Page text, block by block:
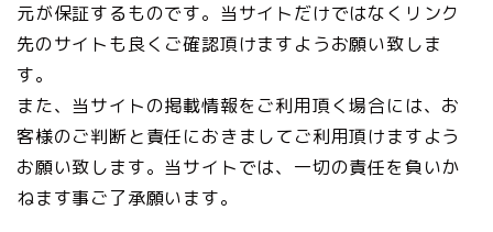
元が保証するものです。当サイトだけではなくリンク
先のサイトも良くご確認頂けますようお願い致しま
す。
また、当サイトの掲載情報をご利用頂く場合には、お
客様のご判断と責任におきましてご利用頂けますよう
お願い致します。当サイトでは、一切の責任を負いか
ねます事ご了承願います。